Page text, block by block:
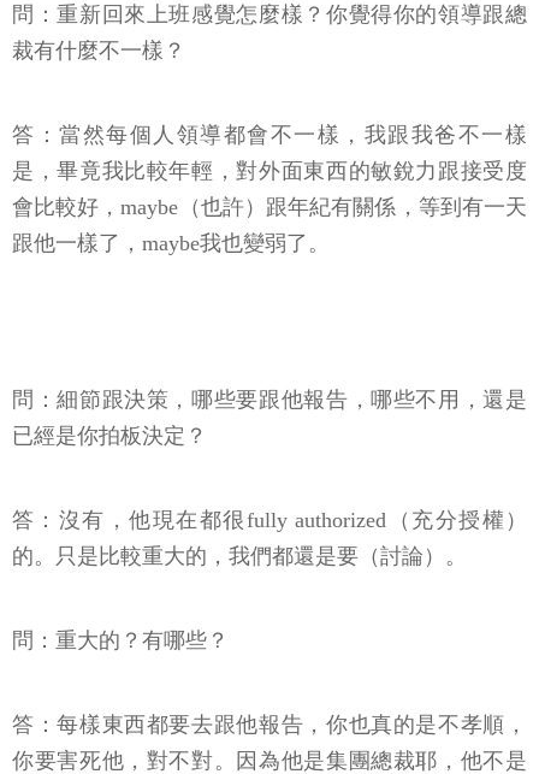
問：重新回來上班感覺怎麼樣？你覺得你的領導跟總
裁有什麼不一樣？
答：當然每個人領導都會不一樣，我跟我爸不一樣
是，畢竟我比較年輕，對外面東西的敏銳力跟接受度
會比較好，maybe（也許）跟年紀有關係，等到有一天
跟他一樣了，maybe我也變弱了。
問：細節跟決策，哪些要跟他報告，哪些不用，還是
已經是你拍板決定？
答：沒有，他現在都很fully authorized（充分授權）
的。只是比較重大的，我們都還是要（討論）。
問：重大的？有哪些？
答：每樣東西都要去跟他報告，你也真的是不孝順，
你要害死他，對不對。因為他是集團總裁耶，他不是